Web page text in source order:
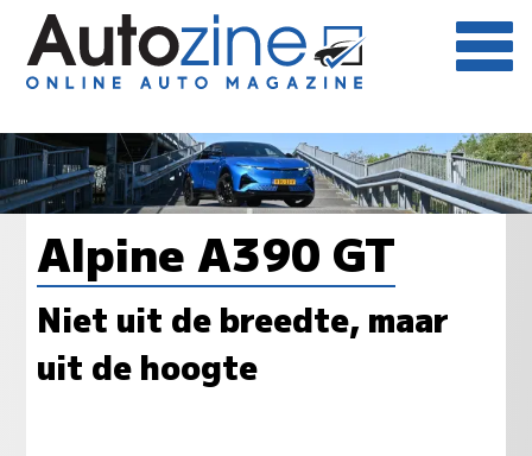
Alpine A390 GT
Niet uit de breedte, maar
uit de hoogte